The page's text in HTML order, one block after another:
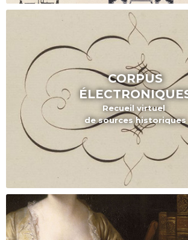
CORPUS
Recueil virtuel
de sources historiques